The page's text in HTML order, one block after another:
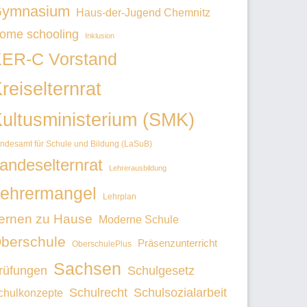
Haus-der-Jugend Chemnitz
schooling Inklusion
C Vorstand
(SMK)
für Schule und Bildung (LaSuB)
Lehrerausbildung
Lehrplan
zu Hause Moderne Schule
OberschulePlus Präsenzunterricht
Sachsen Schulgesetz
Schulrecht Schulsozialarbeit